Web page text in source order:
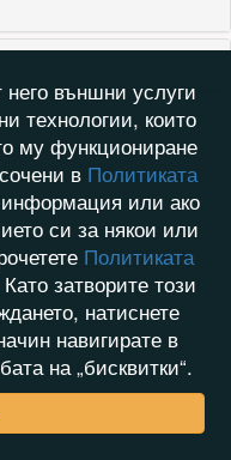
него външни услуги
технологии, които
му функциониране
в Политиката
или ако
си за някои или
Политиката
затворите този
натиснете
навигирате в
на „бисквитки“.